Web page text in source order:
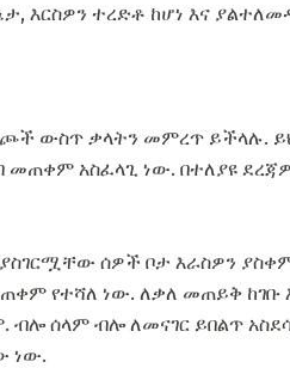
እርስዎን ተረድቶ ከሆነ እና
ውስጥ ቃላትን መምረጥ ይችላሉ. ይህ
አስፈላጊ ነው. በተለያዩ
ሰዎች ቦታ እራስዎን
የተሻለ ነው. ለቃለ መጠይቅ ከገቡ
ሰላም ብሎ ለመናገር ይበልጥ
ነው.